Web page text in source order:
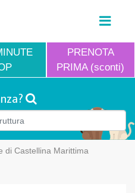
PRENOTA
PRIMA (sconti)
di Castellina Marittima